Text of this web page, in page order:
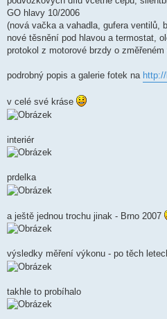
GO hlavy 10/2006
(nová vačka a vahadla, gufera ventilů,
nové těsnění pod hlavou a termostat,
protokol z motorové brzdy o změřeném
podrobný popis a galerie fotek na
v celé své kráse
interiér
prdelka
a ještě jednou trochu jinak - Brno 2007
výsledky měření výkonu - po těch
takhle to probíhalo